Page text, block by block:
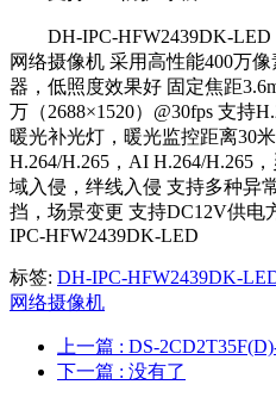
DH-IPC-HFW2439DK-LED
网络摄像机 采用高性能400万
器，低照度效果好 固定焦距
万（2688×1520）@30fps 支持
暖光补光灯，暖光监控距离30
H.264/H.265，AI H.264/H.265
域入侵，绊线入侵 支持多种异
挡，场景变更 支持DC12V供电
IPC-HFW2439DK-LED
标签: DH-IPC-HFW2439DK-
网络摄像机
上一篇 : DS-
下一篇 : 没有了